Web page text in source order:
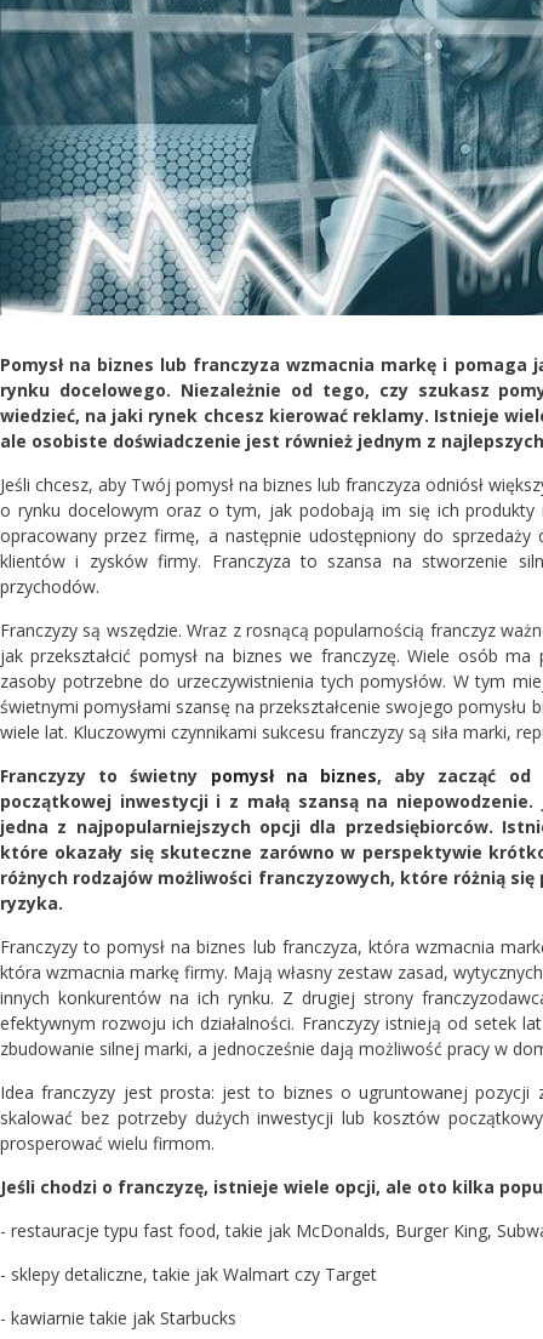
Pomysł na biznes lub franczyza wzmacnia markę i
rynku docelowego. Niezależnie od tego, czy szukasz
wiedzieć, na jaki rynek chcesz kierować reklamy. Istnieje
ale osobiste doświadczenie jest również jednym z
Jeśli chcesz, aby Twój pomysł na biznes lub franczyza odniósł
o rynku docelowym oraz o tym, jak podobają im się ich produkty
opracowany przez firmę, a następnie udostępniony do sprzedaży
klientów i zysków firmy. Franczyza to szansa na stworzenie
przychodów.
Franczyzy są wszędzie. Wraz z rosnącą popularnością franczyz
jak przekształcić pomysł na biznes we franczyzę. Wiele osób
zasoby potrzebne do urzeczywistnienia tych pomysłów. W tym
świetnymi pomysłami szansę na przekształcenie swojego
wiele lat. Kluczowymi czynnikami sukcesu franczyzy są siła marki,
Franczyzy to świetny pomysł na biznes, aby zacząć od
początkowej inwestycji i z małą szansą na
jedna z najpopularniejszych opcji dla przedsiębiorców.
które okazały się skuteczne zarówno w perspektywie
różnych rodzajów możliwości franczyzowych, które różnią
ryzyka.
Franczyzy to pomysł na biznes lub franczyza, która wzmacnia
która wzmacnia markę firmy. Mają własny zestaw zasad,
innych konkurentów na ich rynku. Z drugiej strony
efektywnym rozwoju ich działalności. Franczyzy istnieją od setek
zbudowanie silnej marki, a jednocześnie dają możliwość pracy w
Idea franczyzy jest prosta: jest to biznes o ugruntowanej
skalować bez potrzeby dużych inwestycji lub kosztów
prosperować wielu firmom.
Jeśli chodzi o franczyzę, istnieje wiele opcji, ale oto kilka
- restauracje typu fast food, takie jak McDonalds, Burger King,
- sklepy detaliczne, takie jak Walmart czy Target
- kawiarnie takie jak Starbucks